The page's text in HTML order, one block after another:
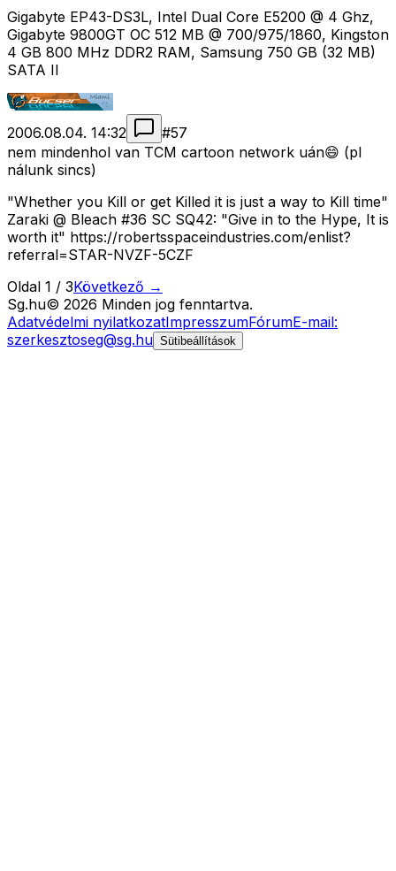
Gigabyte EP43-DS3L, Intel Dual Core E5200 @ 4 Ghz,
Gigabyte 9800GT OC 512 MB @ 700/975/1860, Kingston
4 GB 800 MHz DDR2 RAM, Samsung 750 GB (32 MB)
SATA II
2006.08.04. 14:32 #57
nem mindenhol van TCM cartoon network uán😄 (pl
nálunk sincs)
"Whether you Kill or get Killed it is just a way to Kill time"
Zaraki @ Bleach #36 SC SQ42: "Give in to the Hype, It is
worth it" https://robertsspaceindustries.com/enlist?
referral=STAR-NVZF-5CZF
Oldal 1 / 3Következő →
Sg.hu© 2026 Minden jog fenntartva.
Adatvédelmi nyilatkozatImpresszumFórumE-mail:
szerkesztoseg@sg.hu Sütibeállítások